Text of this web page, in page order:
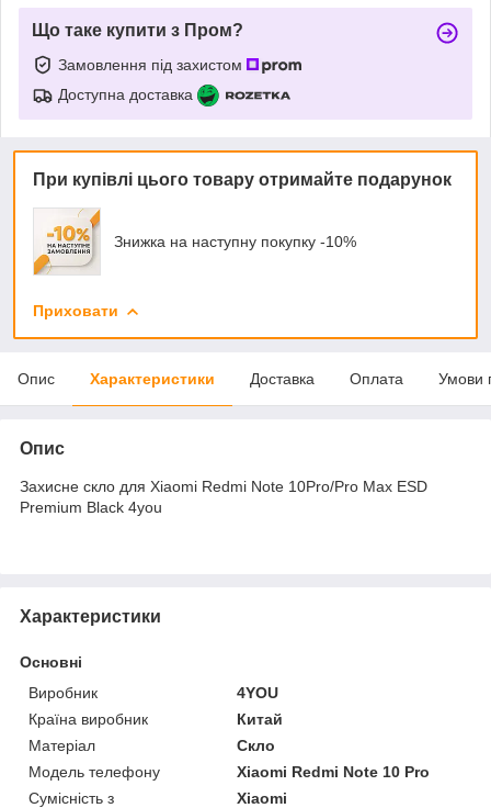
Що таке купити з Пром?
Замовлення під захистом
Доступна доставка
При купівлі цього товару отримайте подарунок
Знижка на наступну покупку -10%
Приховати
Опис Характеристики Доставка Оплата Умови
Опис
Захисне скло для Xiaomi Redmi Note 10Pro/Pro Max ESD
Premium Black 4you
Характеристики
Основні
Виробник
4YOU
Країна виробник
Китай
Матеріал
Скло
Модель телефону
Xiaomi Redmi Note 10 Pro
Сумісність з
Xiaomi